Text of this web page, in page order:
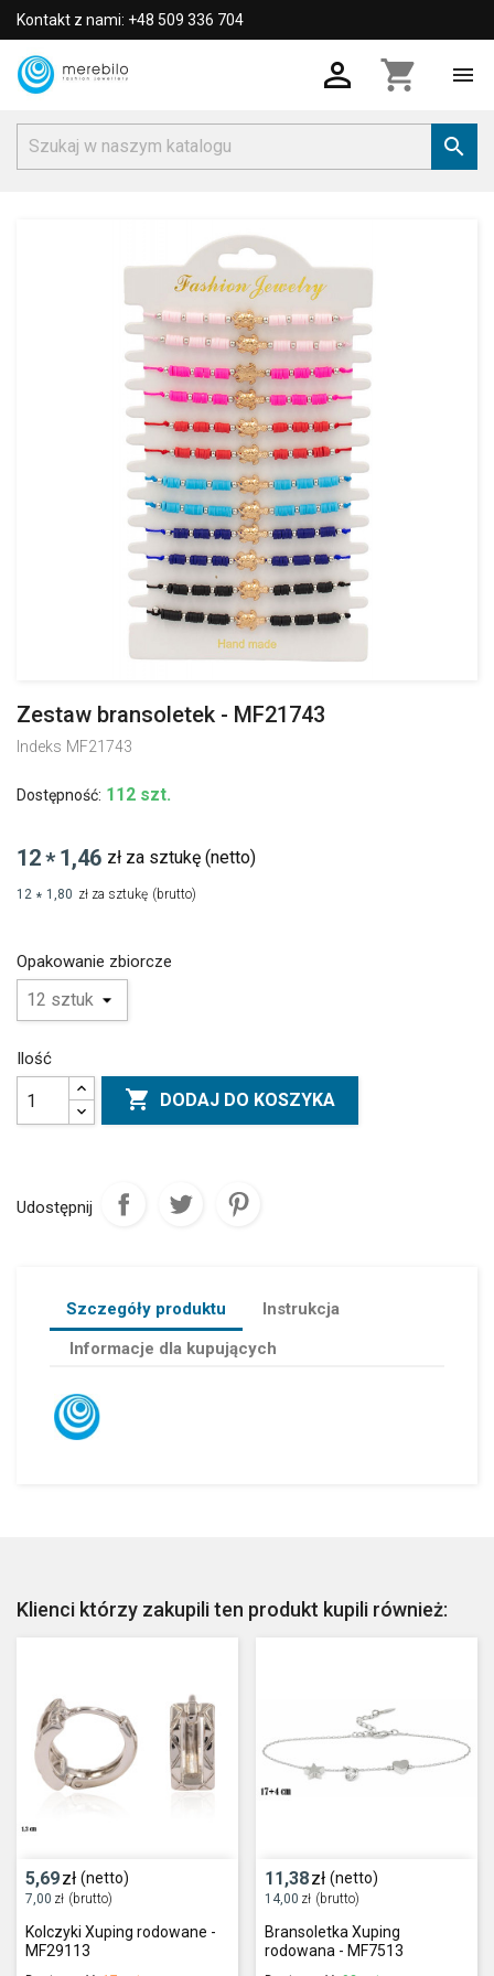
Kontakt z nami: +48 509 336 704
 shopping_cart 

Zestaw bransoletek - MF21743
Indeks MF21743
Dostępność: 112 szt.
12* 1,46 zł za sztukę (netto)
12 * 1,80 zł za sztukę (brutto)
Opakowanie zbiorcze
Ilość
 DODAJ DO KOSZYKA
Udostępnij
Szczegóły produktu
Instrukcja
Informacje dla kupujących
Klienci którzy zakupili ten produkt kupili również:
5,69zł (netto)
7,00 zł (brutto)
Kolczyki Xuping rodowane -
MF29113
11,38zł (netto)
14,00 zł (brutto)
Bransoletka Xuping
rodowana - MF7513